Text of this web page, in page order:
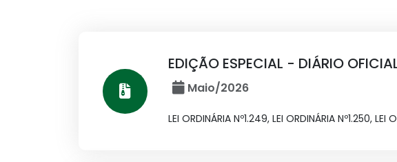
EDIÇÃO ESPECIAL - DIÁRIO
Maio/2026
LEI ORDINÁRIA Nº1.249, LEI ORDINÁRIA Nº1.250, LEI